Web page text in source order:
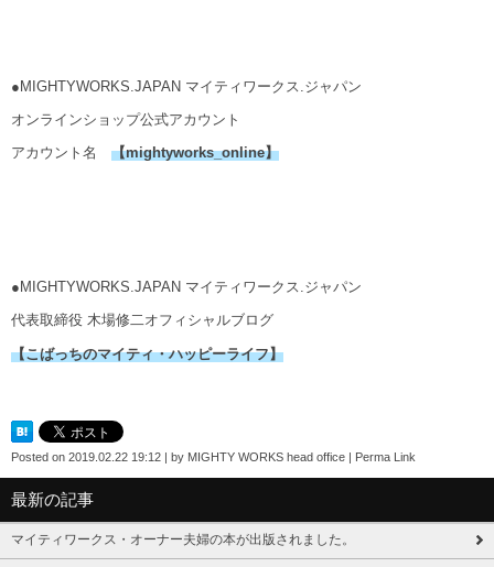
●MIGHTYWORKS.JAPAN マイティワークス.ジャパン
オンラインショップ公式アカウント
アカウント名 【mightyworks_online】
●MIGHTYWORKS.JAPAN マイティワークス.ジャパン
代表取締役 木場修二オフィシャルブログ
【こばっちのマイティ・ハッピーライフ】
Posted on 2019.02.22 19:12 | by MIGHTY WORKS head office | Perma Link
最新の記事
マイティワークス・オーナー夫婦の本が出版されました。